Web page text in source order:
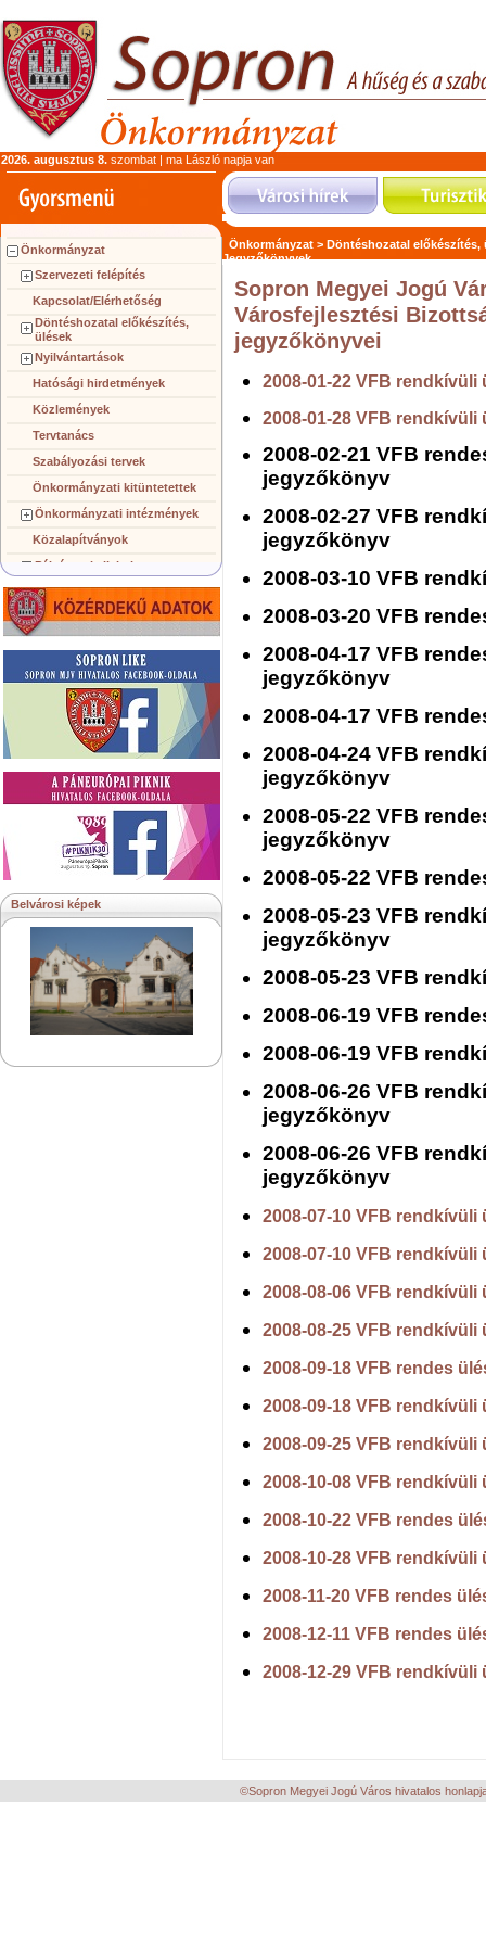
2026. augusztus 8. szombat | ma László napja van
Önkormányzat
Szervezeti felépítés
Kapcsolat/Elérhetőség
Döntéshozatal előkészítés,
ülések
Nyilvántartások
Hatósági hirdetmények
Közlemények
Tervtanács
Szabályozási tervek
Önkormányzati kitüntetettek
Önkormányzati intézmények
Közalapítványok
Pályázatok, licitek
Koncepciók, tervezetek
Településképi követelmények
Közérdekű információk
Testvérvárosok
Belvárosi képek
Önkormányzat > Döntéshozatal előkészítés,
Jegyzőkönyvek
Sopron Megyei Jogú
Városfejlesztési
jegyzőkönyvei
2008-01-22 VFB
2008-01-28 VFB
2008-02-21 VFB
jegyzőkönyv
2008-02-27 VFB
jegyzőkönyv
2008-03-10 VFB
2008-03-20 VFB
2008-04-17 VFB
jegyzőkönyv
2008-04-17 VFB
2008-04-24 VFB
jegyzőkönyv
2008-05-22 VFB
jegyzőkönyv
2008-05-22 VFB
2008-05-23 VFB
jegyzőkönyv
2008-05-23 VFB
2008-06-19 VFB
2008-06-19 VFB
2008-06-26 VFB
jegyzőkönyv
2008-06-26 VFB
jegyzőkönyv
2008-07-10 VFB
2008-07-10 VFB
2008-08-06 VFB
2008-08-25 VFB
2008-09-18 VFB rendes
2008-09-18 VFB
2008-09-25 VFB
2008-10-08 VFB
2008-10-22 VFB rendes
2008-10-28 VFB
2008-11-20 VFB rendes
2008-12-11 VFB rendes
2008-12-29 VFB
©Sopron Megyei Jogú Város hivatalos